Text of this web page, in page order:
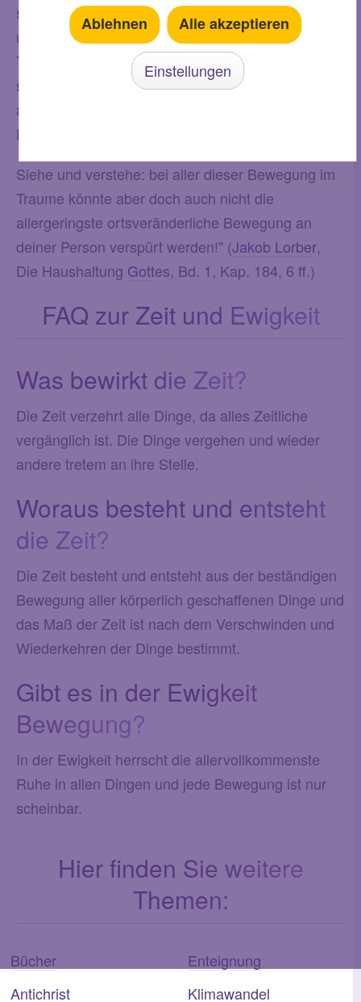
schliefst du auf einem sanften, weichsten Lager
und hättest in deinem süßen Schlafe die schönsten
Träume, daß du hin und her liefest und möchtest
springen und tanzen vor Freude und möchtest
auch noch dazu mach eine weite und schnelle
Lustreise!
Siehe und verstehe: bei aller dieser Bewegung im
Traume könnte aber doch auch nicht die
allergeringste ortsveränderliche Bewegung an
deiner Person verspürt werden!" (Jakob Lorber,
Die Haushaltung Gottes, Bd. 1, Kap. 184, 6 ff.)
FAQ zur Zeit und Ewigkeit
Was bewirkt die Zeit?
Die Zeit verzehrt alle Dinge, da alles Zeitliche
vergänglich ist. Die Dinge vergehen und wieder
andere tretem an ihre Stelle.
Woraus besteht und entsteht
die Zeit?
Die Zeit besteht und entsteht aus der beständigen
Bewegung aller körperlich geschaffenen Dinge und
das Maß der Zeit ist nach dem Verschwinden und
Wiederkehren der Dinge bestimmt.
Gibt es in der Ewigkeit
Bewegung?
In der Ewigkeit herrscht die allervollkommenste
Ruhe in allen Dingen und jede Bewegung ist nur
scheinbar.
Hier finden Sie weitere
Themen:
Bücher
Antichrist
Enteignung
Klimawandel
Ablehnen Alle akzeptieren
Einstellungen